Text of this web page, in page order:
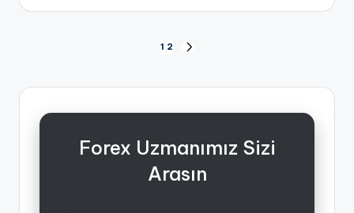
sayfalaması
1 2
Forex Uzmanımız Sizi
Arasın